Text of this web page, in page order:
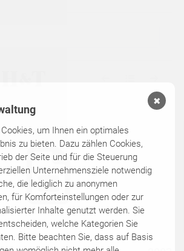
um Ihnen ein optimales
zu bieten. Dazu zählen Cookies,
der Seite und für die Steuerung
Unternehmensziele notwendig
die lediglich zu anonymen
für Komforteinstellungen oder zur
Inhalte genutzt werden. Sie
welche Kategorien Sie
Bitte beachten Sie, dass auf Basis
✖